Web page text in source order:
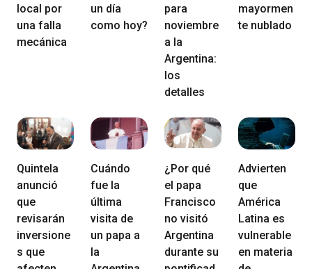
local por
una falla
mecánica
un día
como hoy?
para
noviembre
a la
Argentina:
los
detalles
mayormen
te nublado
Quintela
anunció
que
revisarán
inversione
s que
Cuándo
fue la
última
visita de
un papa a
la
¿Por qué
el papa
Francisco
no visitó
Argentina
durante su
Advierten
que
América
Latina es
vulnerable
en materia